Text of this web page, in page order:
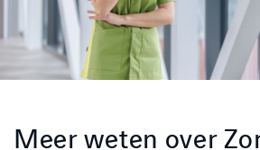
Meer weten over